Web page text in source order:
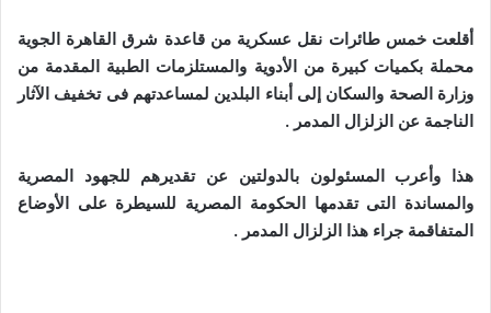
و
ن
ي
ا
أقلعت خمس طائرات نقل عسكرية من قاعدة شرق القاهرة الجوية
محملة بكميات كبيرة من الأدوية والمستلزمات الطبية المقدمة من
وزارة الصحة والسكان إلى أبناء البلدين لمساعدتهم فى تخفيف الآثار
الناجمة عن الزلزال المدمر .
هذا وأعرب المسئولون بالدولتين عن تقديرهم للجهود المصرية
والمساندة التى تقدمها الحكومة المصرية للسيطرة على الأوضاع
المتفاقمة جراء هذا الزلزال المدمر .